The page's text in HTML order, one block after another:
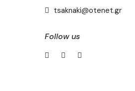
tsaknaki@otenet.gr
Follow us